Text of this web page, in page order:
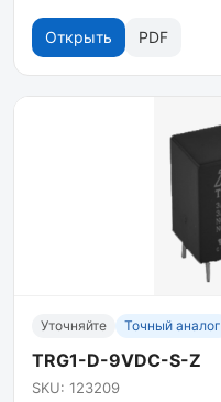
Открыть PDF
Уточняйте Точный аналог
TRG1-D-9VDC-S-Z
SKU: 123209